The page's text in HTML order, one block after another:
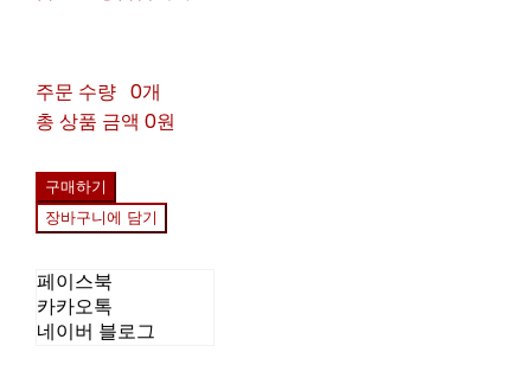
주문 수량 0개
총 상품 금액 0원
구매하기
장바구니에 담기
페이스북
카카오톡
네이버 블로그